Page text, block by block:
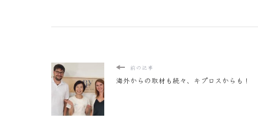
前の記事
海外からの取材も続々、キプロスからも！